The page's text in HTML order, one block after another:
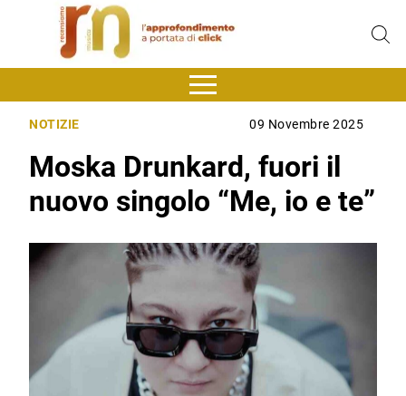
NOTIZIE 09 Novembre 2025
Moska Drunkard, fuori il
nuovo singolo “Me, io e te”